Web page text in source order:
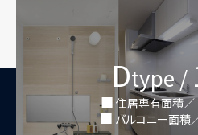
Dtype /
住居専有面積／
バルコニー面積